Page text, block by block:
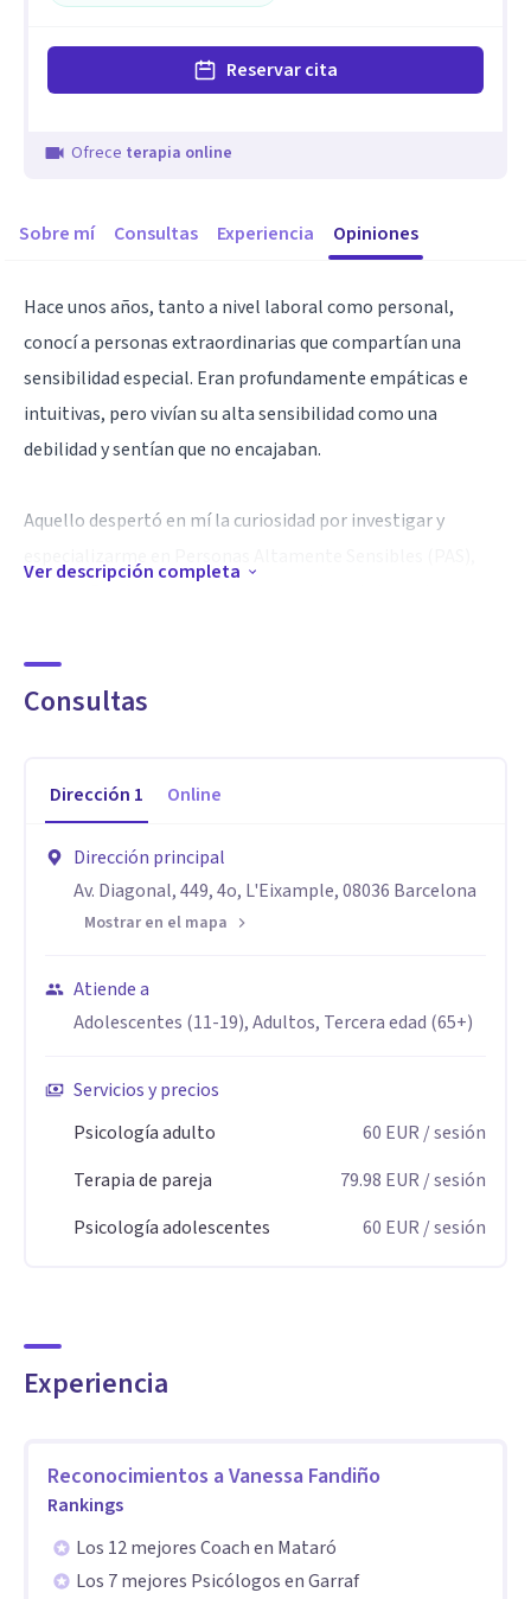
Reservar cita
Ofrece terapia online
Sobre mí Consultas Experiencia Opiniones
Hace unos años, tanto a nivel laboral como personal,
conocí a personas extraordinarias que compartían una
sensibilidad especial. Eran profundamente empáticas e
intuitivas, pero vivían su alta sensibilidad como una
debilidad y sentían que no encajaban.
Aquello despertó en mí la curiosidad por investigar y
convertirse en una gran fortaleza.
ayudándola a construir una relación más amable consigo
con dependencia emocional y autoestima, y a parejas que
desean mejorar su comunicación, fortalecer su relación o
entender, gestionar y querer el rasgo.
Por otro lado hago terapia de pareja y dependencia
- Especialista en gestión emocional.
- Apego.
- Acompañamiento en procesos de duelo.
- Procesos de divorcio y separación.
Ver descripción completa
Consultas
Dirección 1 Online
Dirección principal
Av. Diagonal, 449, 4o, L'Eixample, 08036 Barcelona
Mostrar en el mapa
Atiende a
Adolescentes (11-19), Adultos, Tercera edad (65+)
Servicios y precios
Psicología adulto
60 EUR / sesión
Terapia de pareja
79.98 EUR / sesión
Psicología adolescentes
60 EUR / sesión
Experiencia
Reconocimientos a Vanessa Fandiño
Rankings
Los 12 mejores Coach en Mataró
Los 7 mejores Psicólogos en Garraf